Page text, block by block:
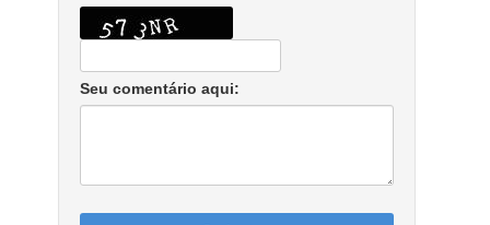
Seu comentário aqui: